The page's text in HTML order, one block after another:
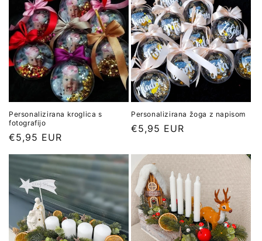
Personalizirana kroglica s
fotografijo
Redna
cena
€5,95 EUR
Personalizirana žoga z napisom
Redna
€5,95 EUR